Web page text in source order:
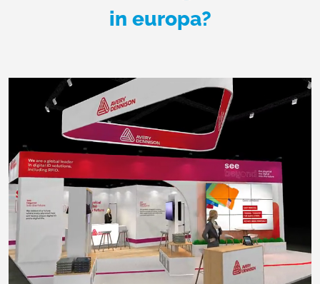
in europa?